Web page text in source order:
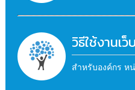
วิธีใช้งานเ
สำหรับองค์กร ห